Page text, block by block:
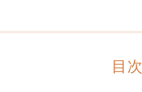
目次